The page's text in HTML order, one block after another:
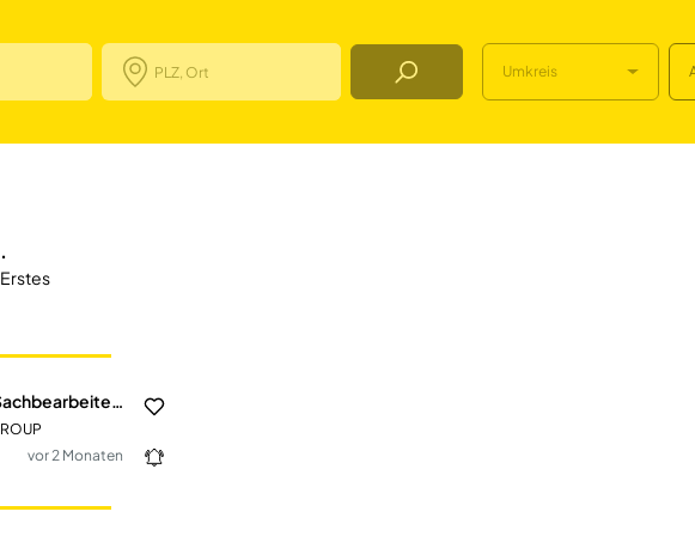
Job Finden Umkreis
Sachbearbeiter
vor 2 Monaten